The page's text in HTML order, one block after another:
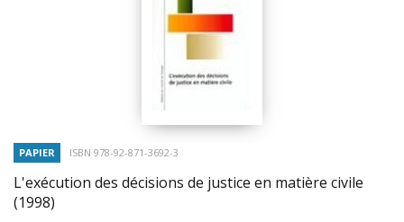
PAPIER ISBN 978-92-871-3692-3
L'exécution des décisions de justice en matière civile
(1998)